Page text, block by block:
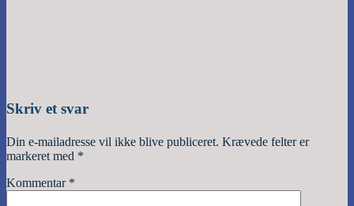
Skriv et svar
Din e-mailadresse vil ikke blive publiceret. Krævede felter er
markeret med *
Kommentar *